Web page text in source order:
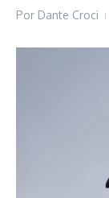
Por Dante Croci